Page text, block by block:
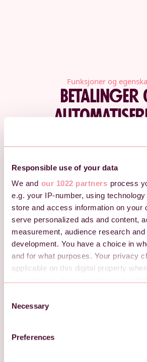
Responsible use of your data
We and our 1022 partners process
e.g. your IP-number, using
store and access information on your
serve personalized ads and content,
measurement, audience research
development. You have a choice in
and for what purposes. Your privacy
applicable on this digital property
the Privacy trigger icon.
Collect information about your
Necessary
Preferences
Funksjoner og
Betalinger
Dine deltagere kan betale
betalingsmetoder, og vår
Sømløs betalingsflyt
Deltakerne registrerer seg og